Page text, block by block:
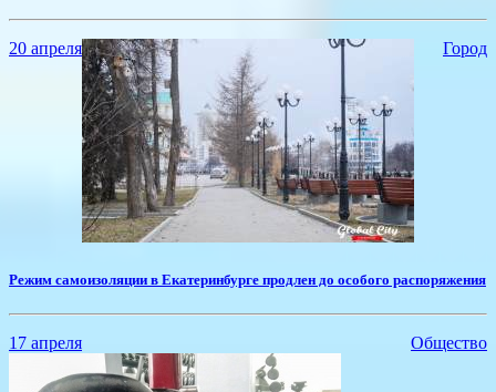
20 апреля Город
Режим самоизоляции в Екатеринбурге продлен до особого распоряжения
17 апреля Общество